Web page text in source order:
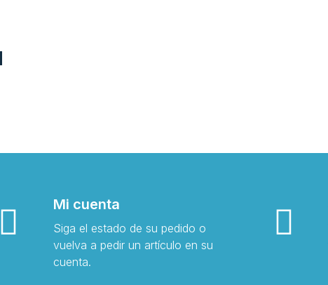
Mi cuenta
Siga el estado de su pedido o
vuelva a pedir un artículo en su
cuenta.